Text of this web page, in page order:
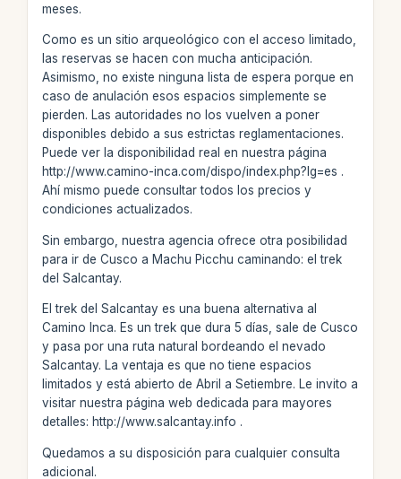
meses.
Como es un sitio arqueológico con el acceso limitado,
las reservas se hacen con mucha anticipación.
Asimismo, no existe ninguna lista de espera porque en
caso de anulación esos espacios simplemente se
pierden. Las autoridades no los vuelven a poner
disponibles debido a sus estrictas reglamentaciones.
Puede ver la disponibilidad real en nuestra página
http://www.camino-inca.com/dispo/index.php?lg=es .
Ahí mismo puede consultar todos los precios y
condiciones actualizados.
Sin embargo, nuestra agencia ofrece otra posibilidad
para ir de Cusco a Machu Picchu caminando: el trek
del Salcantay.
El trek del Salcantay es una buena alternativa al
Camino Inca. Es un trek que dura 5 días, sale de Cusco
y pasa por una ruta natural bordeando el nevado
Salcantay. La ventaja es que no tiene espacios
limitados y está abierto de Abril a Setiembre. Le invito a
visitar nuestra página web dedicada para mayores
detalles: http://www.salcantay.info .
Quedamos a su disposición para cualquier consulta
adicional.